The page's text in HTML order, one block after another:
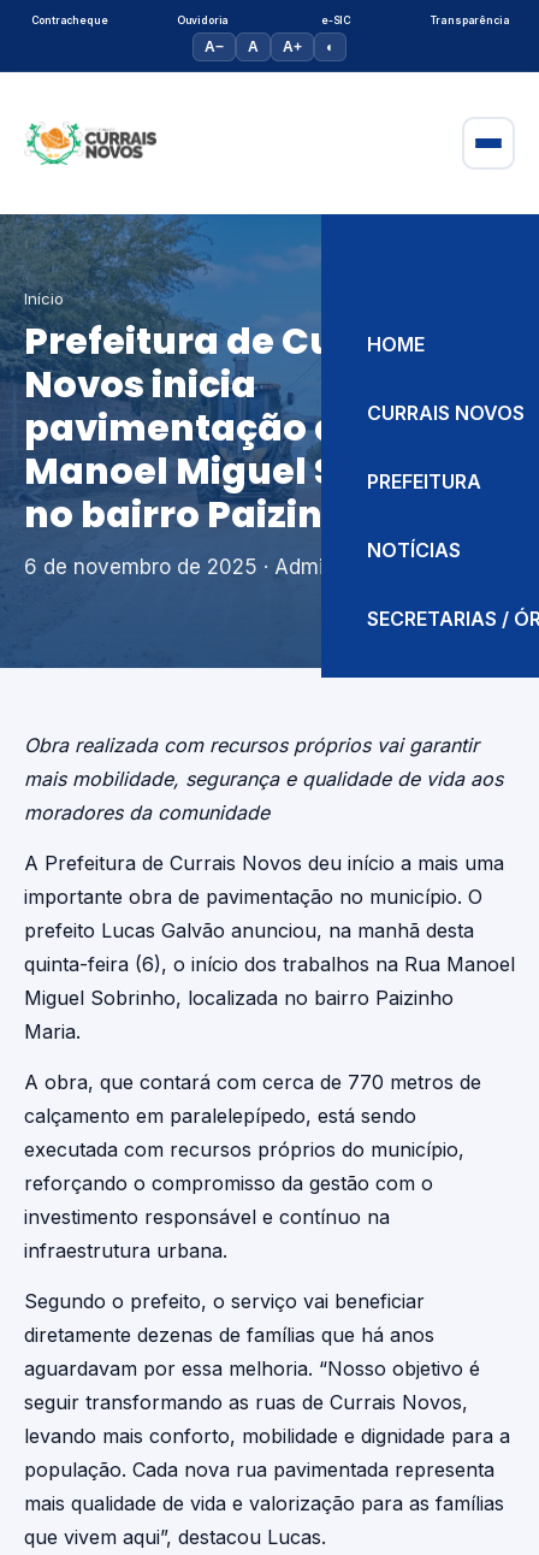
Contracheque Ouvidoria e-SIC Transparência
A− A A+ ◐
HOME
CURRAIS NOVOS
PREFEITURA
NOTÍCIAS
SECRETARIAS /
Início
Prefeitura de Currais
Novos inicia
pavimentação da Rua
Manoel Miguel Sobrinho,
no bairro Paizinho Maria
6 de novembro de 2025 · Admin
Obra realizada com recursos próprios vai garantir
mais mobilidade, segurança e qualidade de vida aos
moradores da comunidade
A Prefeitura de Currais Novos deu início a mais uma
importante obra de pavimentação no município. O
prefeito Lucas Galvão anunciou, na manhã desta
quinta-feira (6), o início dos trabalhos na Rua Manoel
Miguel Sobrinho, localizada no bairro Paizinho
Maria.
A obra, que contará com cerca de 770 metros de
calçamento em paralelepípedo, está sendo
executada com recursos próprios do município,
reforçando o compromisso da gestão com o
investimento responsável e contínuo na
infraestrutura urbana.
Segundo o prefeito, o serviço vai beneficiar
diretamente dezenas de famílias que há anos
aguardavam por essa melhoria. “Nosso objetivo é
seguir transformando as ruas de Currais Novos,
levando mais conforto, mobilidade e dignidade para a
população. Cada nova rua pavimentada representa
mais qualidade de vida e valorização para as famílias
que vivem aqui”, destacou Lucas.